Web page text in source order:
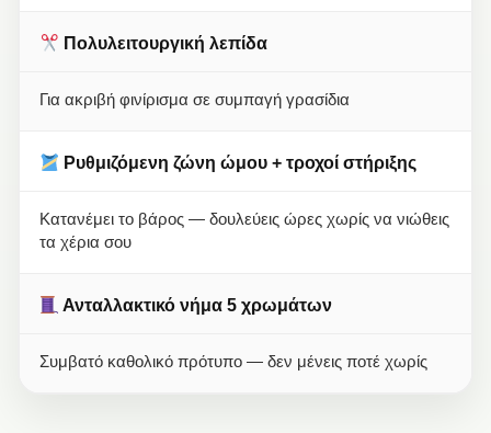
Πολυλειτουργική λεπίδα
Για ακριβή φινίρισμα σε συμπαγή γρασίδια
Ρυθμιζόμενη ζώνη ώμου + τροχοί στήριξης
Κατανέμει το βάρος — δουλεύεις ώρες χωρίς να νιώθεις
τα χέρια σου
Ανταλλακτικό νήμα 5 χρωμάτων
Συμβατό καθολικό πρότυπο — δεν μένεις ποτέ χωρίς